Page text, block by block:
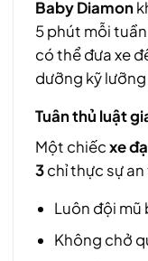
Baby Diamon
5 phút mỗi
có thể đưa xe
dưỡng kỹ lưỡng
Tuân thủ luật
Một chiếcxe
3chỉ thực sự
Luôn đội mũ
Không chở